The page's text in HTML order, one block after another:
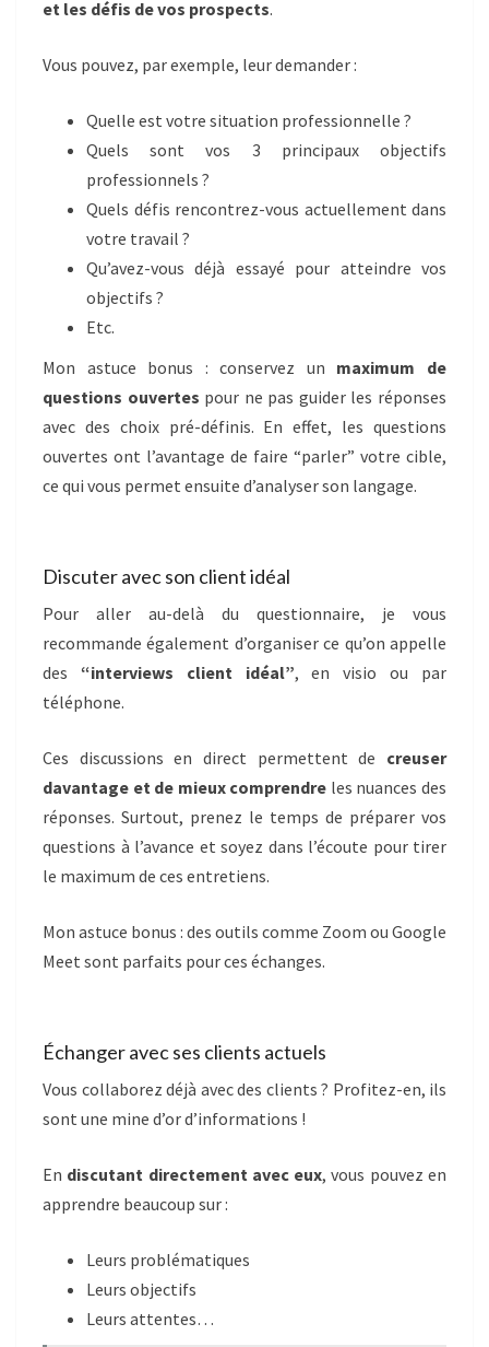
et les défis de vos prospects.
Vous pouvez, par exemple, leur demander :
Quelle est votre situation professionnelle ?
Quels sont vos 3 principaux objectifs
professionnels ?
Quels défis rencontrez-vous actuellement dans
votre travail ?
Qu’avez-vous déjà essayé pour atteindre vos
objectifs ?
Etc.
Mon astuce bonus : conservez un maximum de
questions ouvertes pour ne pas guider les réponses
avec des choix pré-définis. En effet, les questions
ouvertes ont l’avantage de faire “parler” votre cible,
ce qui vous permet ensuite d’analyser son langage.
Discuter avec son client idéal
Pour aller au-delà du questionnaire, je vous
recommande également d’organiser ce qu’on appelle
des “interviews client idéal”, en visio ou par
téléphone.
Ces discussions en direct permettent de creuser
davantage et de mieux comprendre les nuances des
réponses. Surtout, prenez le temps de préparer vos
questions à l’avance et soyez dans l’écoute pour tirer
le maximum de ces entretiens.
Mon astuce bonus : des outils comme Zoom ou Google
Meet sont parfaits pour ces échanges.
Échanger avec ses clients actuels
Vous collaborez déjà avec des clients ? Profitez-en, ils
sont une mine d’or d’informations !
En discutant directement avec eux, vous pouvez en
apprendre beaucoup sur :
Leurs problématiques
Leurs objectifs
Leurs attentes…